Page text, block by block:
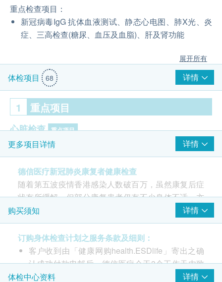
重点检查项目：
新冠病毒IgG 抗体血液测试、静态心电图、肺X光、炎
症、三高检查(糖尿、血压及血脂)、肝及肾功能
展开所有
体检项目 68 详情
1 重点项目
心脏检查 重点项目
静卧心电图
新型冠状病毒 重点项目
新冠病毒定量抗体IgG检测
肺功能
炎症 重点项目
血沉降率
更多项目详情 详情
德信医疗新冠肺炎康复者健康检查
随着第五波疫情香港感染人数破百万，虽然康复后症
状有所缓解，但部分康复患者仍有不少身体不适，亦
有康复者现简称「长新冠」的新冠后遗症(又称新冠长
期症状/长期缩合后遗症)，如胸痛或心悸、乏力等，
给康复患者带来不少忧虑，此次健康检查帮助康复者
了解康复后身体状况的变化，新冠肺炎康复者健康检
查计划重点检查：心肺功能、肝及肾功能、发炎指
数、新冠抗体等。若检查后发现个别指数异常，也可
购买须知 详情
订购身体检查计划之服务条款及细则：
客户收到由「健康网购health.ESDlife」寄出之确
认成功付款电邮后，德信医疗会于3个工作天内致
电客人进行预约。
体检中心资料
详情